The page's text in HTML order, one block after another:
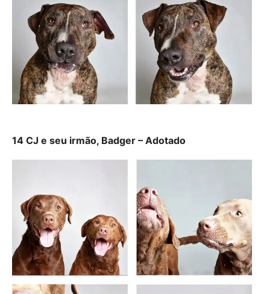
14 CJ e seu irmão, Badger – Adotado